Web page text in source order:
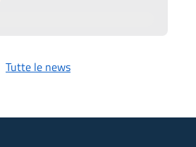
Tutte le news